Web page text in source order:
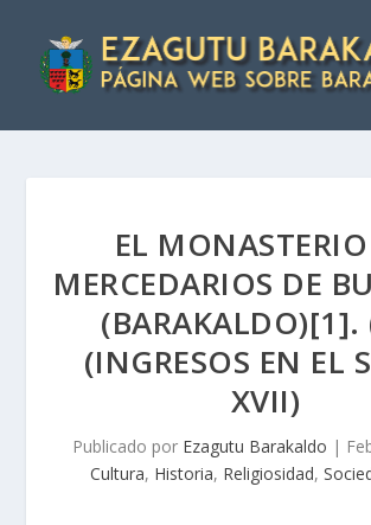
EL
MERCEDARIOS DE
(BARAKALDO)[1].
(INGRESOS EN EL
XVII)
Publicado por Ezagutu Barakaldo |
Cultura, Historia, Religiosidad,